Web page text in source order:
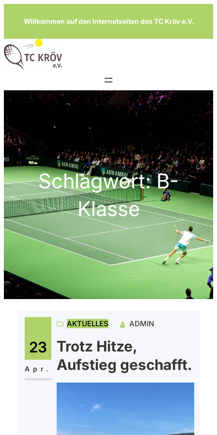
Inhalt
springen
Willkommen auf den Internetseiten des TC Kröv e.V.
Schlagwort:B-
Klasse
23
Apr.
AKTUELLES ADMIN
Trotz Hitze,
Aufstieg geschafft.